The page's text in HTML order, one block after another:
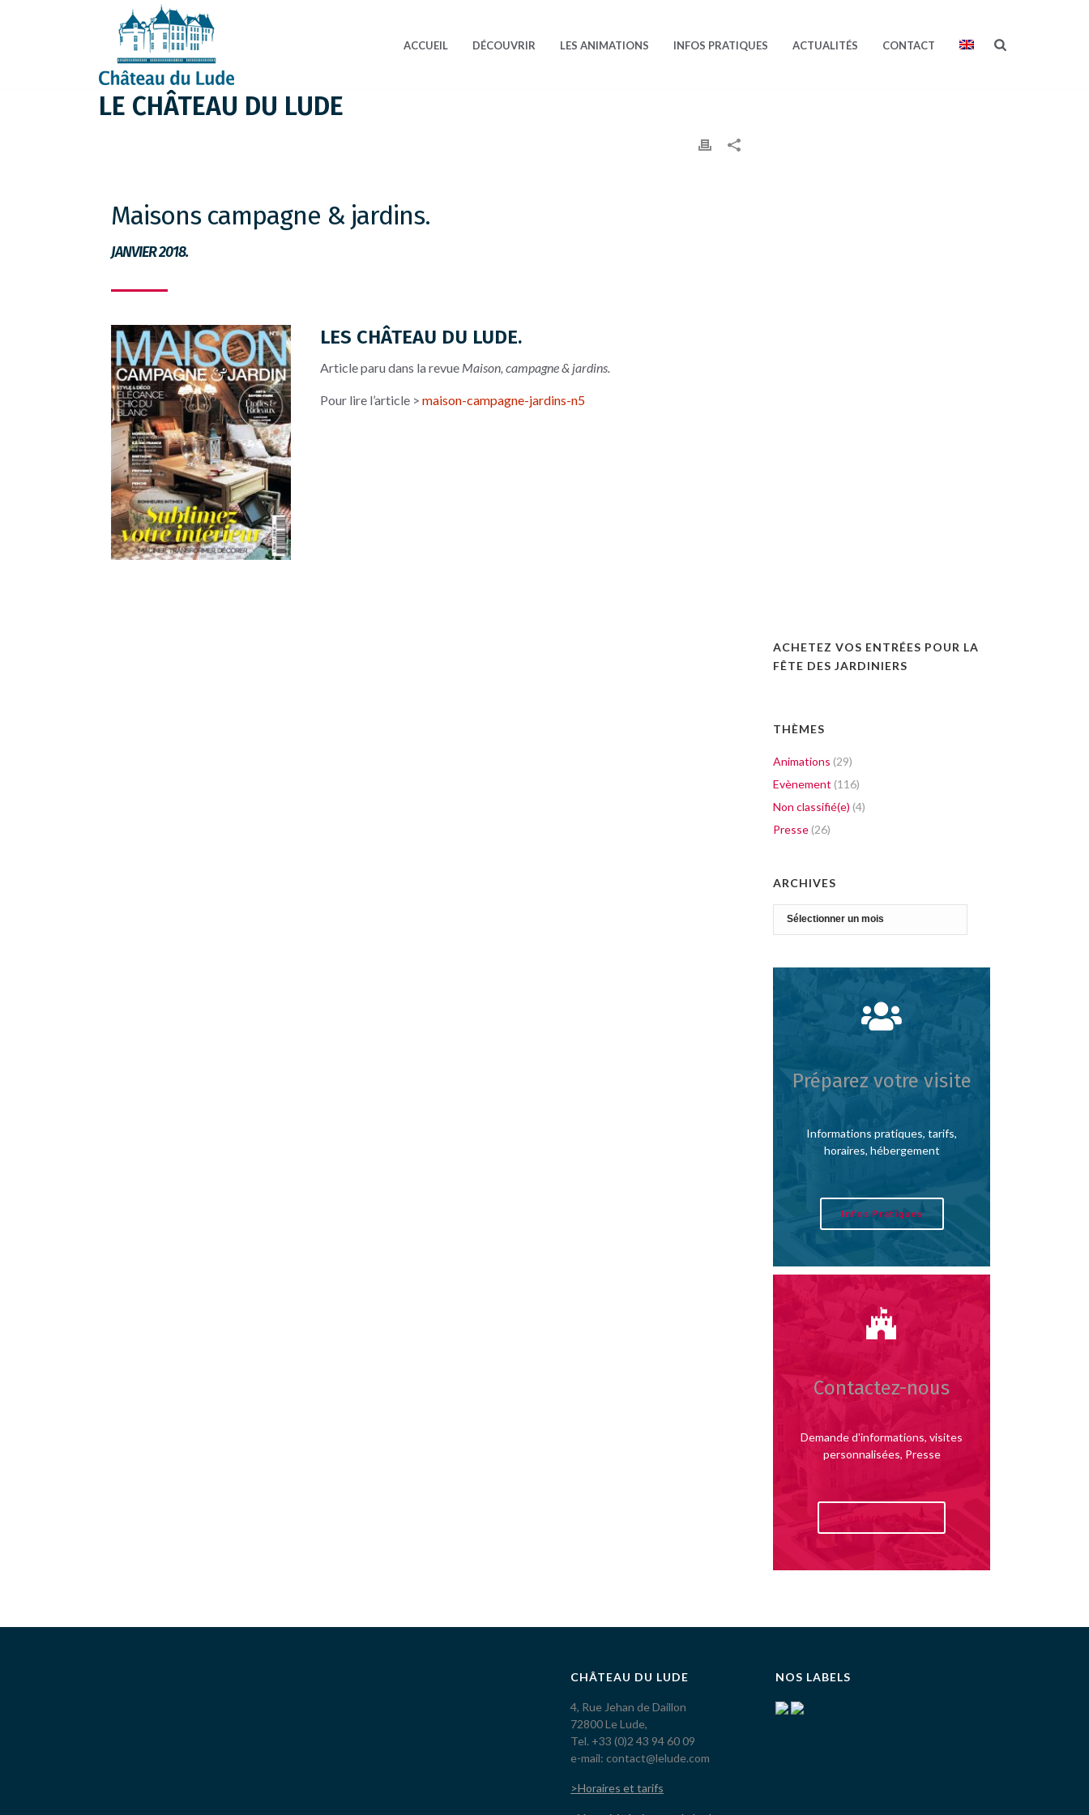
ACCUEIL DÉCOUVRIR LES ANIMATIONS INFOS PRATIQUES ACTUALITÉS CONTACT
LE CHÂTEAU DU LUDE
Maisons campagne & jardins.
JANVIER 2018.
LES CHÂTEAU DU LUDE.
Article paru dans la revue Maison, campagne & jardins.
Pour lire l’article > maison-campagne-jardins-n5
ACHETEZ VOS ENTRÉES POUR LA
FÊTE DES JARDINIERS
THÈMES
Animations (29)
Evènement (116)
Non classifié(e) (4)
Presse (26)
ARCHIVES
Archives
Préparez votre visite
Informations pratiques, tarifs,
horaires, hébergement
Infos Pratiques
Contactez-nous
Demande d'informations, visites
personnalisées, Presse
Contactez-nous
CHÂTEAU DU LUDE
4, Rue Jehan de Daillon
72800 Le Lude,
Tel. +33 (0)2 43 94 60 09
e-mail: contact@lelude.com
>Horaires et tarifs
NOS LABELS